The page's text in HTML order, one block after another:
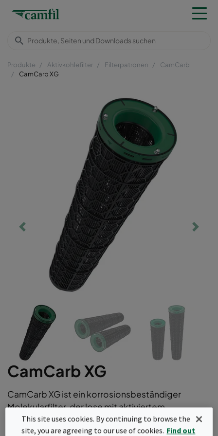
Produkte Aktivkohlefilter Filterpatronen
CamCarb
CamCarb XG
CamCarb XG
CamCarb XG ist ein korrosionsbeständiger
Molekularfilter, der lose mit aktiviertem
Aluminiumoxid oder Aktivkohle gefüllt ist. Die
Filterpatronen sind vielseitig einsetzbar und
This site uses cookies. By continuing to browse the
site, you are agreeing to our use of cookies. Find out